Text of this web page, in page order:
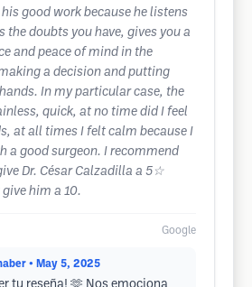
good work because he listens
the doubts you have, gives you a
and peace of mind in the
a decision and putting
In my particular case, the
quick, at no time did I feel
at all times I felt calm because I
a good surgeon. I recommend
Dr. César Calzadilla a 5☆
him a 10.
Google
• May 5, 2025